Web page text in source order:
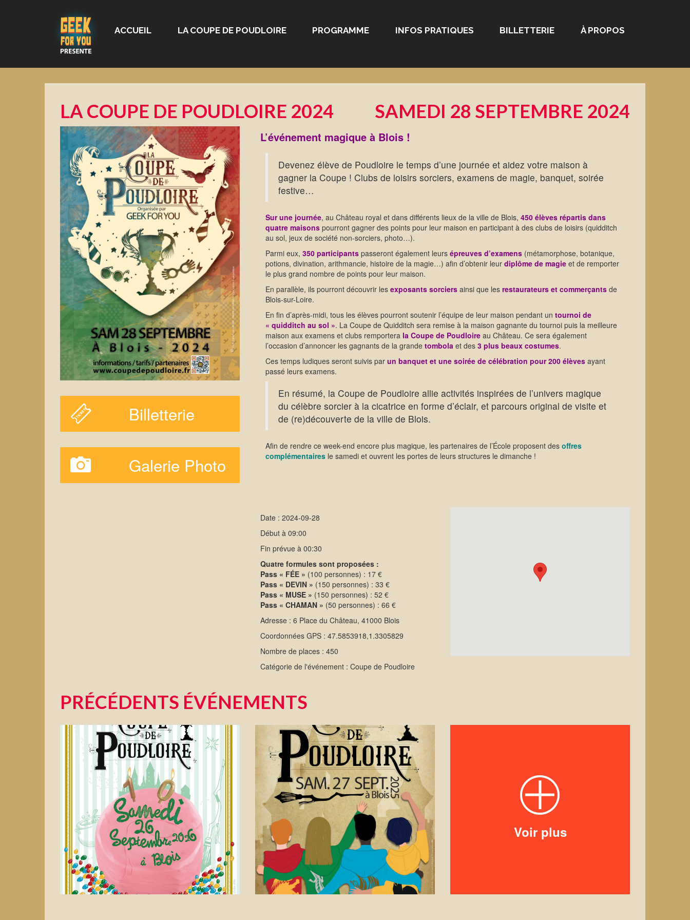
ACCUEIL LA COUPE DE POUDLOIRE PROGRAMME INFOS PRATIQUES BILLETTERIE À PROPOS
LA COUPE DE POUDLOIRE 2024 SAMEDI 28 SEPTEMBRE 2024
Billetterie
Galerie Photo
L’événement magique à Blois !
Devenez élève de Poudloire le temps d’une journée et aidez votre maison à
gagner la Coupe ! Clubs de loisirs sorciers, examens de magie, banquet, soirée
festive…
Sur une journée, au Château royal et dans différents lieux de la ville de Blois, 450 élèves répartis dans
quatre maisons pourront gagner des points pour leur maison en participant à des clubs de loisirs (quidditch
au sol, jeux de société non-sorciers, photo…).
Parmi eux, 350 participants passeront également leurs épreuves d’examens (métamorphose, botanique,
potions, divination, arithmancie, histoire de la magie…) afin d’obtenir leur diplôme de magie et de remporter
le plus grand nombre de points pour leur maison.
En parallèle, ils pourront découvrir les exposants sorciers ainsi que les restaurateurs et commerçants de
Blois-sur-Loire.
En fin d’après-midi, tous les élèves pourront soutenir l’équipe de leur maison pendant un tournoi de
« quidditch au sol ». La Coupe de Quidditch sera remise à la maison gagnante du tournoi puis la meilleure
maison aux examens et clubs remportera la Coupe de Poudloire au Château. Ce sera également
l’occasion d’annoncer les gagnants de la grande tombola et des 3 plus beaux costumes.
Ces temps ludiques seront suivis par un banquet et une soirée de célébration pour 200 élèves ayant
passé leurs examens.
En résumé, la Coupe de Poudloire allie activités inspirées de l’univers magique
du célèbre sorcier à la cicatrice en forme d’éclair, et parcours original de visite et
de (re)découverte de la ville de Blois.
Afin de rendre ce week-end encore plus magique, les partenaires de l’École proposent des offres
complémentaires le samedi et ouvrent les portes de leurs structures le dimanche !
Date : 2024-09-28
Début à 09:00
Fin prévue à 00:30
Quatre formules sont proposées :
Pass « FÉE » (100 personnes) : 17 €
Pass « DEVIN » (150 personnes) : 33 €
Pass « MUSE » (150 personnes) : 52 €
Pass « CHAMAN » (50 personnes) : 66 €
Adresse : 6 Place du Château, 41000 Blois
Coordonnées GPS : 47.5853918,1.3305829
Nombre de places : 450
Catégorie de l'événement : Coupe de Poudloire
PRÉCÉDENTS ÉVÉNEMENTS
Voir plus